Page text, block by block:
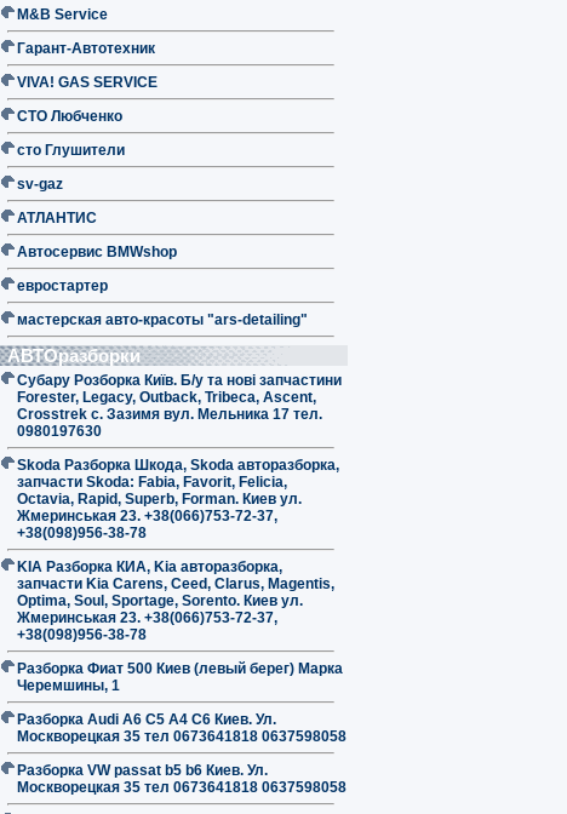
M&B Service
Гарант-Автотехник
VIVA! GAS SERVICE
СТО Любченко
сто Глушители
sv-gaz
АТЛАНТИС
Автосервис BMWshop
евростартер
мастерская авто-красоты "ars-detailing"
АВТОразборки
Субару Розборка Київ. Б/у та нові запчастини
Forester, Legacy, Outback, Tribeca, Ascent,
Crosstrek с. Зазимя вул. Мельника 17 тел.
0980197630
Skoda Разборка Шкода, Skoda авторазборка,
запчасти Skoda: Fabia, Favorit, Felicia,
Octavia, Rapid, Superb, Forman. Киев ул.
Жмеринськая 23. +38(066)753-72-37,
+38(098)956-38-78
KIA Разборка КИА, Kia авторазборка,
запчасти Kia Carens, Ceed, Clarus, Magentis,
Optima, Soul, Sportage, Sorento. Киев ул.
Жмеринськая 23. +38(066)753-72-37,
+38(098)956-38-78
Разборка Фиат 500 Киев (левый берег) Марка
Черемшины, 1
Разборка Audi A6 C5 A4 C6 Киев. Ул.
Москворецкая 35 тел 0673641818 0637598058
Разборка VW passat b5 b6 Киев. Ул.
Москворецкая 35 тел 0673641818 0637598058